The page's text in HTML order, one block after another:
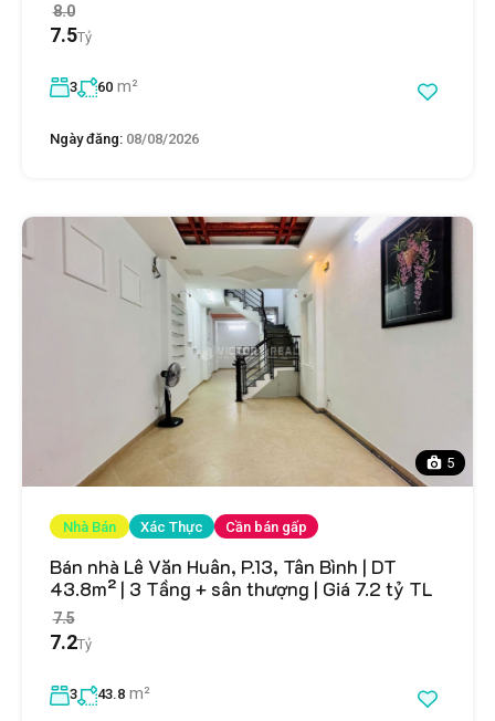
7.5
8.0
Tỷ
3 60 m²
Ngày đăng: 08/08/2026
5
Nhà Bán Xác Thực Cần bán gấp
Bán nhà Lê Văn Huân, P.13, Tân Bình | DT
43.8m² | 3 Tầng + sân thượng | Giá 7.2 tỷ TL
7.2
7.5
Tỷ
3 43.8 m²